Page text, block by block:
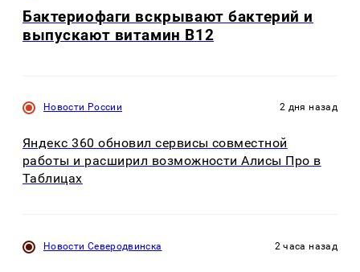
Бактериофаги вскрывают бактерий и
выпускают витамин B12
Новости России 2 дня назад
Яндекс 360 обновил сервисы совместной
работы и расширил возможности Алисы Про в
Таблицах
Новости Северодвинска 2 часа назад